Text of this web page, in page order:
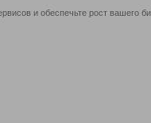
и обеспечьте рост вашего